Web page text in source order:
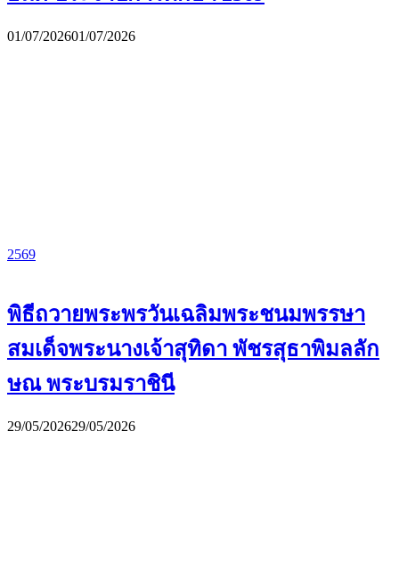
01/07/202601/07/2026
2569
พิธีถวายพระพรวันเฉลิมพระชนมพรรษา
สมเด็จพระนางเจ้าสุทิดา พัชรสุธาพิมลลัก
ษณ พระบรมราชินี
29/05/202629/05/2026